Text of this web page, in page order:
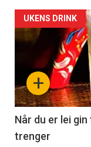
Forsiden
akkurat
nå
-
2
+
UKENS DRINK
Når du er lei
trenger